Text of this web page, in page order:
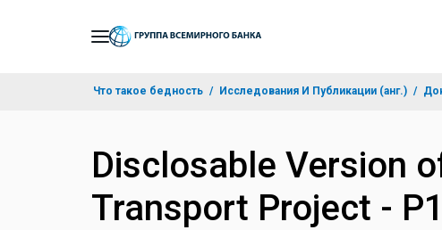
Что такое бедность Исследования И Публикации (анг.)
Disclosable Version
Transport Project -